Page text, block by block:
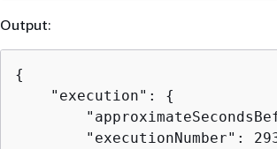
Output:
{
    "execution":
{
"executionNumber":